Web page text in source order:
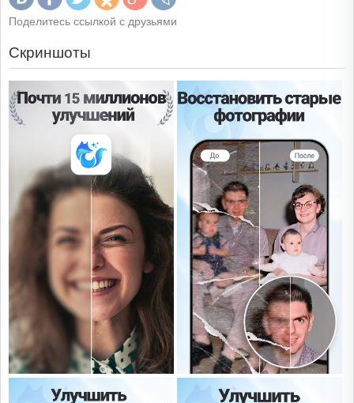
Поделитесь ссылкой с друзьями
Скриншоты